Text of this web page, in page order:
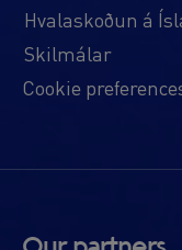
Hvalaskoðun á
Skilmálar
Cookie